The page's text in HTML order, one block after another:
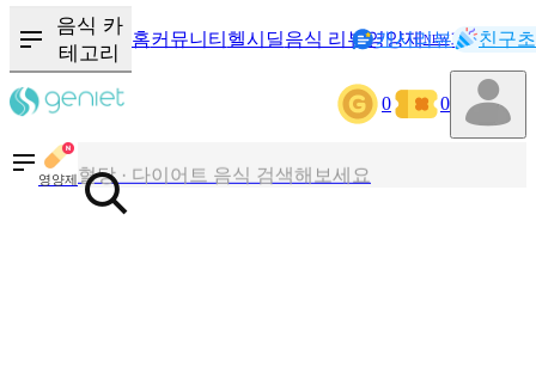
음식 카
테고리
홈커뮤니티 헬시딜음식 리뷰영양제NEW기록
캐시리뷰 친구
0 0
영양제
칼로리와 영양성분을 검색해보세요
혈당 · 다이어트 음식 검색해보세요
음식 · 영양제 리뷰를 찾아보세요